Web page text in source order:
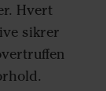
Hvert
sikrer